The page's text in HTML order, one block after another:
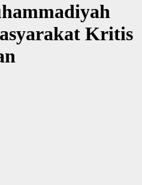
Kritis